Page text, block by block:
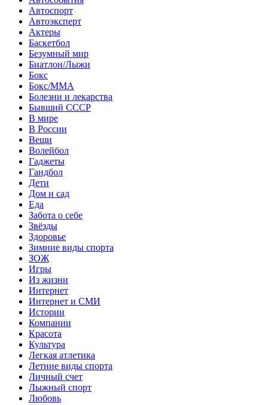
Автоспорт
Автоэксперт
Актеры
Баскетбол
Безумный мир
Биатлон/Лыжи
Бокс
Бокс/MMA
Болезни и лекарства
Бывший СССР
В мире
В России
Вещи
Волейбол
Гаджеты
Гандбол
Дети
Дом и сад
Еда
Забота о себе
Звёзды
Здоровье
Зимние виды спорта
ЗОЖ
Игры
Из жизни
Интернет
Интернет и СМИ
Истории
Компании
Красота
Культура
Легкая атлетика
Летние виды спорта
Личный счет
Лыжный спорт
Любовь